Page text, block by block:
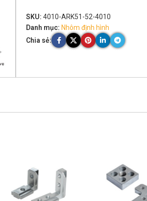
SKU: 4010-ARK51-52-4010
Danh mục: Nhôm định hình
Chia sẻ: